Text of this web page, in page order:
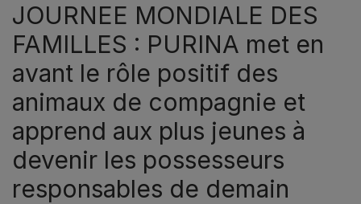
JOURNEE MONDIALE DES
FAMILLES : PURINA met en
avant le rôle positif des
animaux de compagnie et
apprend aux plus jeunes à
devenir les possesseurs
responsables de demain